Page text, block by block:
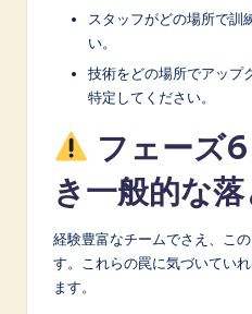
スタッフがどの場所で訓
い。
技術をどの場所でアップ
特定してください。
フェーズ
き一般的な
経験豊富なチームでさえ、こ
す。これらの罠に気づいてい
ます。